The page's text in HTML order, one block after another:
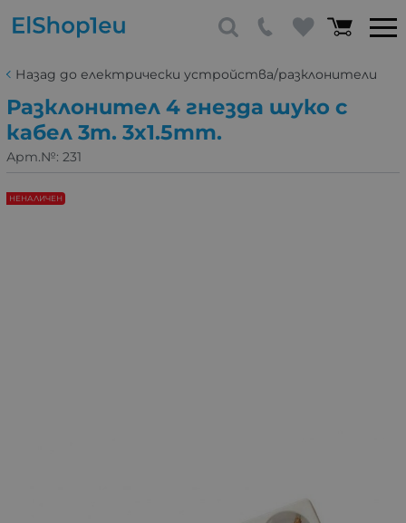
Назад до електрически устройства/разклонители
Разклонител 4 гнезда шуко с
кабел 3m. 3x1.5mm.
Арт.№: 231
НЕНАЛИЧЕН